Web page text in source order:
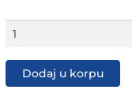
ploča
za
Dodaj u korpu